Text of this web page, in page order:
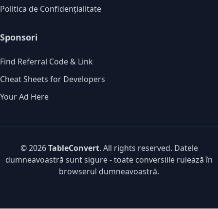
Politica de Confidențialitate
Sponsori
Find Referral Code & Link
Cheat Sheets for Developers
Your Ad Here
© 2026TableConvert. All rights reserved. Datele
dumneavoastră sunt sigure - toate conversiile rulează în
browserul dumneavoastră.